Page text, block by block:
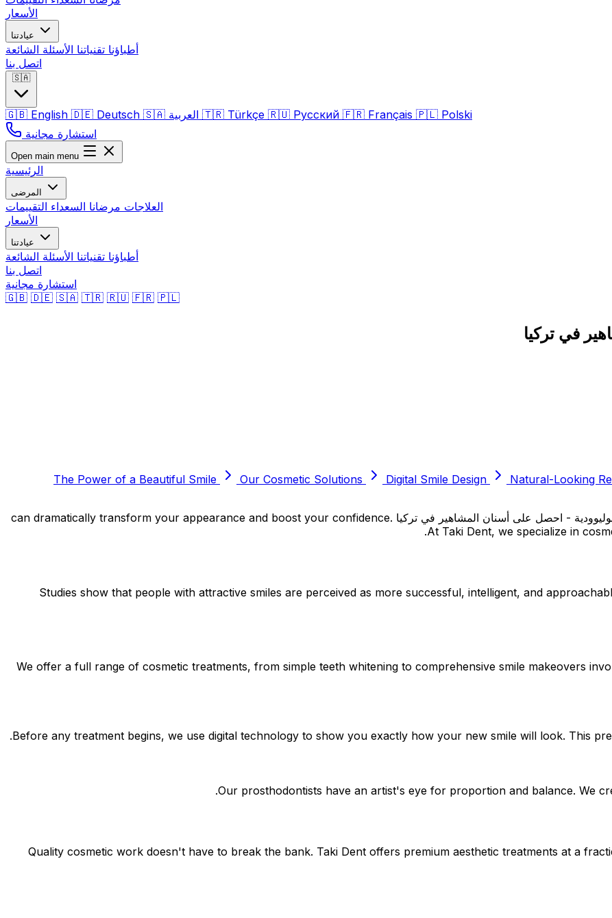
الأسعار
أطباؤنا تقنياتنا الأسئلة الشائعة
اتصل بنا
🇸🇦
🇬🇧 English 🇩🇪 Deutsch 🇸🇦 🇹🇷 Türkçe 🇷🇺 Русский 🇫🇷 Français 🇵🇱 Polski
استشارة مجانية
Open main menu
الرئيسية
العلاجات مرضانا السعداء التقييمات
الأسعار
أطباؤنا تقنياتنا الأسئلة الشائعة
اتصل بنا
استشارة مجانية
🇬🇧 🇩🇪 🇸🇦 🇹🇷 🇷🇺 🇫🇷 🇵🇱
في تركيا
The Power of a Beautiful Smile Our Cosmetic Solutions Digital Smile Design Natural-Looking
Your smile is one of your most valuable assets. الابتسامة الهوليوودية - احصل على أسنان المشاهير في تركيا can dramatically transform your appearance and boost your confidence.
At Taki Dent, we specialize in
Studies show that people with attractive smiles are perceived as more successful, intelligent, and
We offer a full range of cosmetic treatments, from simple teeth whitening to comprehensive smile makeovers
Before any treatment begins, we use digital technology to show you exactly how your new smile will look. This
Our prosthodontists have an artist's eye for proportion and balance. We
Quality cosmetic work doesn't have to break the bank. Taki Dent offers premium aesthetic treatments at a